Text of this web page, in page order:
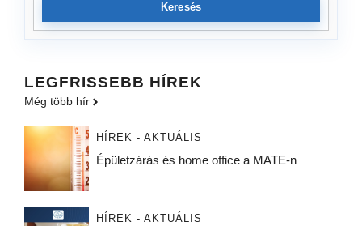
Keresés
LEGFRISSEBB HÍREK
Még több hír
HÍREK - AKTUÁLIS
Épületzárás és home office a MATE-n
HÍREK - AKTUÁLIS